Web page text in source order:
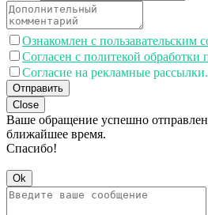
Ознакомлен с пользавательским
Согласен с политекой
Согласие на рекламные рассылки.
Отправить
Close
Ваше обращение успешно
ближайшее время.
Спасибо!
Ok